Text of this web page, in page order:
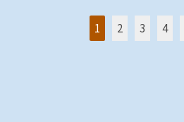
1 2 3 4